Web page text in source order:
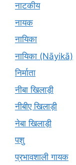
नाटकीय
नायक
नायिका
नायिका (Nāyikā)
निर्माता
नीबा खिलाड़ी
नीबीए खिलाड़ी
नेबा खिलाड़ी
पशु
प्रभावशाली गायक